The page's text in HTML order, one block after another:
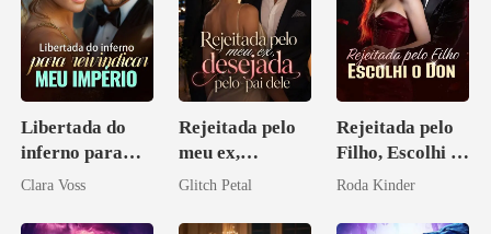
Libertada do
inferno para
reivindicar meu
Clara Voss
Rejeitada pelo
meu ex,
desejada pelo
Glitch Petal
Rejeitada pelo
Filho, Escolhi o
Don
Roda Kinder